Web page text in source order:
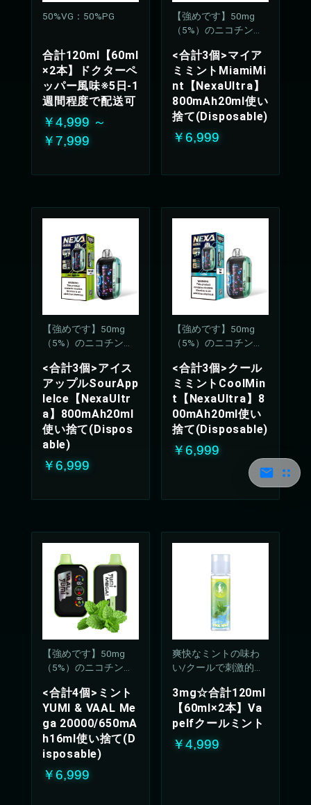
50%VG：50%PG
合計120ml【60ml
×2本】ドクターペ
ッパー風味※5日-1
週間程度で配送可
￥4,999 ～
￥7,999
【強めです】50mg
（5%）のニコチン濃
<合計3個>マイア
ミミントMiamiMi
nt【NexaUltra】
800mAh20ml使い
捨て(Disposable)
￥6,999
【強めです】50mg
（5%）のニコチン濃
<合計3個>アイス
アップルSourApp
leIce【NexaUltr
a】800mAh20ml
使い捨て(Dispos
able)
￥6,999
【強めです】50mg
（5%）のニコチン濃
<合計3個>クール
ミミントCoolMin
t【NexaUltra】8
00mAh20ml使い
捨て(Disposable)
￥6,999
【強めです】50mg
（5%）のニコチン濃
<合計4個>ミント
YUMI & VAAL Me
ga 20000/650mA
h16ml使い捨て(D
isposable)
￥6,999
爽快なミントの味わ
い/クールで刺激的な
G%)
3mg☆合計120ml
【60ml×2本】Va
pelfクールミント
￥4,999